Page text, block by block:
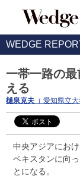
WEDGE
一帯一路の
える
樋泉克夫 （ 愛知県立
中央アジアにお
ベキスタンに向
とになる。